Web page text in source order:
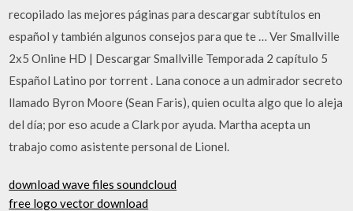
recopilado las mejores páginas para descargar subtítulos en
español y también algunos consejos para que te … Ver Smallville
2x5 Online HD | Descargar Smallville Temporada 2 capítulo 5
Español Latino por torrent . Lana conoce a un admirador secreto
llamado Byron Moore (Sean Faris), quien oculta algo que lo aleja
del día; por eso acude a Clark por ayuda. Martha acepta un
trabajo como asistente personal de Lionel.
download wave files soundcloud
free logo vector download